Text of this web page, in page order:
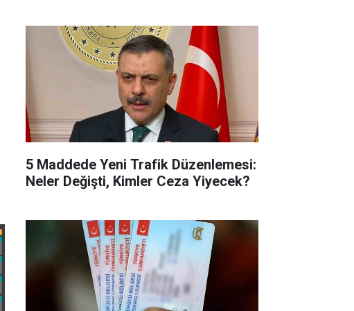
5 Maddede Yeni Trafik Düzenlemesi:
Neler Değişti, Kimler Ceza Yiyecek?